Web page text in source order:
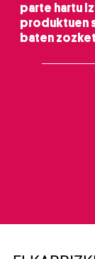
parte hartu
produktuen
baten